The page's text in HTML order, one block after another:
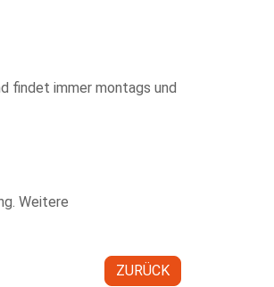
findet immer montags und
Weitere
ZURÜCK